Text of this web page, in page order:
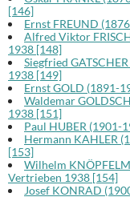
[146]
Ernst FREUND
Alfred Viktor
1938 [148]
Siegfried
1938 [149]
Ernst GOLD (1891-
Waldemar
1938 [151]
Paul HUBER (1901-
Hermann KAHLER
[153]
Wilhelm
Vertrieben 1938 [154]
Josef KONRAD